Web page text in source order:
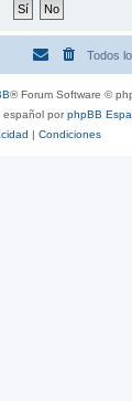
Todos
® Forum Software ©
español porphpBB
| Condiciones